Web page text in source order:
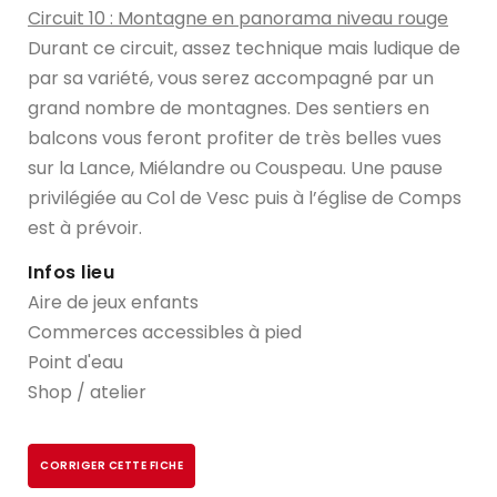
Circuit 10 : Montagne en panorama​​ niveau rouge
Durant ce circuit, assez technique mais ludique de
par sa variété, vous serez accompagné par un
grand nombre de montagnes. Des sentiers en
balcons vous feront profiter de très belles vues
sur la Lance, Miélandre ou Couspeau. Une pause
privilégiée au Col de Vesc puis à l’église de Comps
est à prévoir.
Infos lieu
Aire de jeux enfants
Commerces accessibles à pied
Point d'eau
Shop / atelier
CORRIGER CETTE FICHE